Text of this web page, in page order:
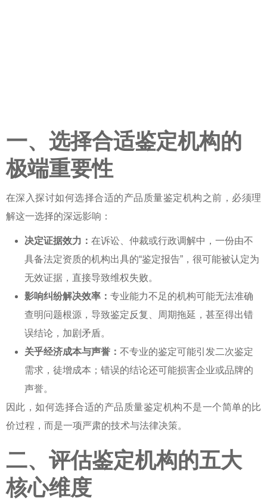
一、选择合适鉴定机构的
极端重要性
在深入探讨如何选择合适的产品质量鉴定机构之前，必须理
解这一选择的深远影响：
决定证据效力：在诉讼、仲裁或行政调解中，一份由不
具备法定资质的机构出具的“鉴定报告”，很可能被认定为
无效证据，直接导致维权失败。
影响纠纷解决效率：专业能力不足的机构可能无法准确
查明问题根源，导致鉴定反复、周期拖延，甚至得出错
误结论，加剧矛盾。
关乎经济成本与声誉：不专业的鉴定可能引发二次鉴定
需求，徒增成本；错误的结论还可能损害企业或品牌的
声誉。
因此，如何选择合适的产品质量鉴定机构不是一个简单的比
价过程，而是一项严肃的技术与法律决策。
二、评估鉴定机构的五大
核心维度